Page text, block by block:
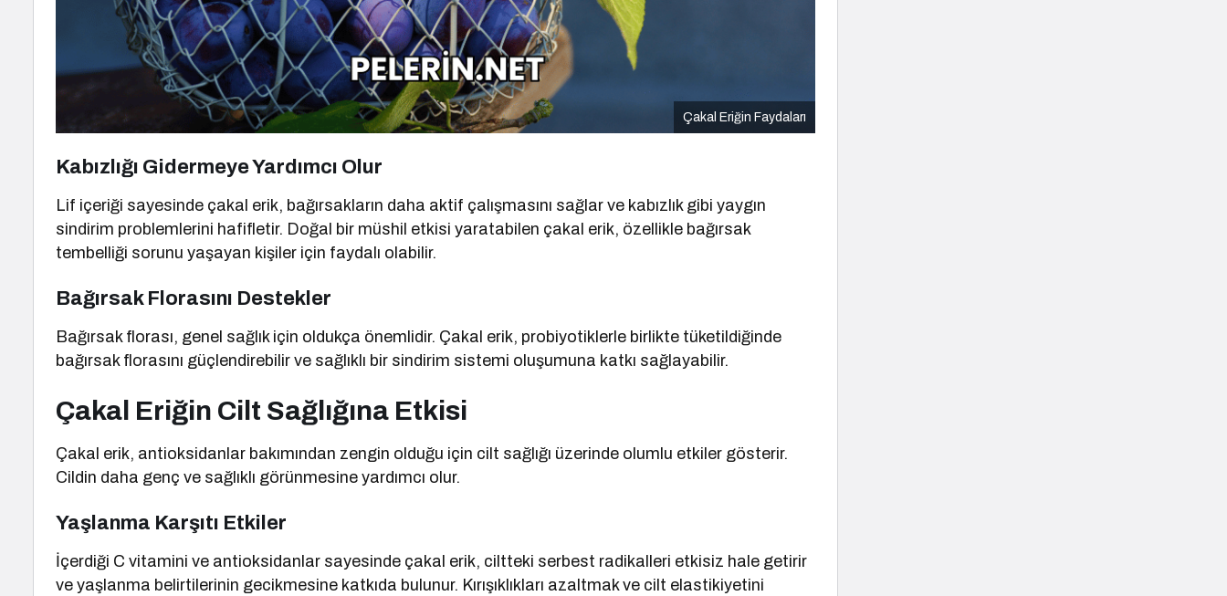
Çakal Eriğin Faydaları
Kabızlığı Gidermeye Yardımcı Olur
Lif içeriği sayesinde çakal erik, bağırsakların daha aktif çalışmasını sağlar ve kabızlık gibi yaygın
sindirim problemlerini hafifletir. Doğal bir müshil etkisi yaratabilen çakal erik, özellikle bağırsak
tembelliği sorunu yaşayan kişiler için faydalı olabilir.
Bağırsak Florasını Destekler
Bağırsak florası, genel sağlık için oldukça önemlidir. Çakal erik, probiyotiklerle birlikte tüketildiğinde
bağırsak florasını güçlendirebilir ve sağlıklı bir sindirim sistemi oluşumuna katkı sağlayabilir.
Çakal Eriğin Cilt Sağlığına Etkisi
Çakal erik, antioksidanlar bakımından zengin olduğu için cilt sağlığı üzerinde olumlu etkiler gösterir.
Cildin daha genç ve sağlıklı görünmesine yardımcı olur.
Yaşlanma Karşıtı Etkiler
İçerdiği C vitamini ve antioksidanlar sayesinde çakal erik, ciltteki serbest radikalleri etkisiz hale getirir
ve yaşlanma belirtilerinin gecikmesine katkıda bulunur. Kırışıklıkları azaltmak ve cilt elastikiyetini